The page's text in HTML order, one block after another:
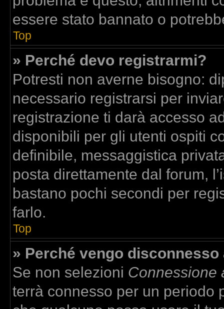
essere stato bannato o
Top
» Perché devo registrarmi?
Potresti non averne bisogno:
necessario registrarsi per
registrazione ti darà accesso
disponibili per gli utenti ospiti
definibile, messaggistica
posta direttamente dal forum,
bastano pochi secondi per
farlo.
Top
» Perché vengo
Se non selezioni Connessione
terrà connesso per un periodo